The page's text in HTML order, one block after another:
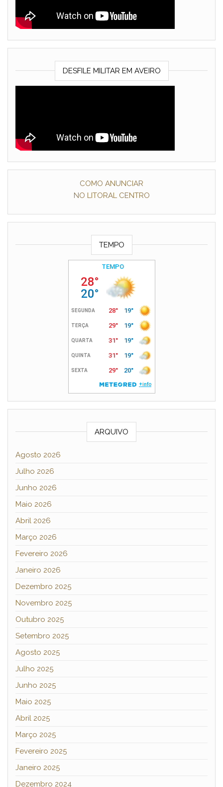
DESFILE MILITAR EM AVEIRO
COMO ANUNCIAR
NO LITORAL CENTRO
TEMPO
ARQUIVO
Agosto 2026
Julho 2026
Junho 2026
Maio 2026
Abril 2026
Março 2026
Fevereiro 2026
Janeiro 2026
Dezembro 2025
Novembro 2025
Outubro 2025
Setembro 2025
Agosto 2025
Julho 2025
Junho 2025
Maio 2025
Abril 2025
Março 2025
Fevereiro 2025
Janeiro 2025
Dezembro 2024